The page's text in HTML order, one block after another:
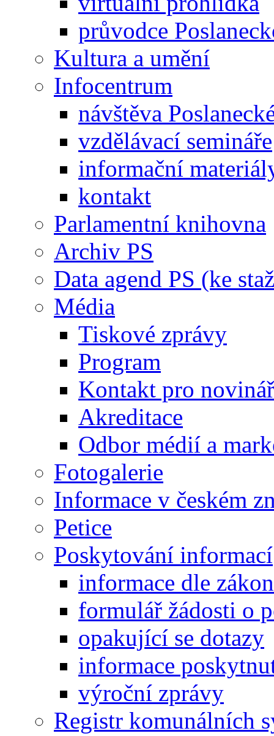
průvodce
Kultura a umění
Infocentrum
návštěva
vzdělávací semináře
informační
kontakt
Parlamentní knihovna
Archiv PS
Data agend PS (ke
Média
Tiskové zprávy
Program
Kontakt pro
Akreditace
Odbor médií a
Fotogalerie
Informace v českém
Petice
Poskytování informací
informace dle
formulář žádosti o
opakující se dotazy
informace
výroční zprávy
Registr komunálních